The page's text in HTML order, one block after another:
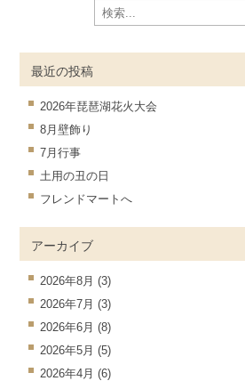
最近の投稿
2026年琵琶湖花火大会
8月壁飾り
7月行事
土用の丑の日
フレンドマートへ
アーカイブ
2026年8月 (3)
2026年7月 (3)
2026年6月 (8)
2026年5月 (5)
2026年4月 (6)